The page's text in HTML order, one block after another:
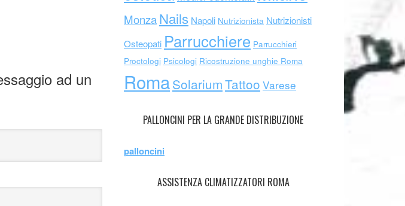
ad un
MonzaNails Napoli Nutrizionista Nutrizionisti
Osteopati Parrucchiere Parrucchieri
Proctologi Psicologi Ricostruzione unghie Roma
RomaSolariumTattoo Varese
PALLONCINI PER LA GRANDE DISTRIBUZIONE
palloncini
ASSISTENZA CLIMATIZZATORI ROMA